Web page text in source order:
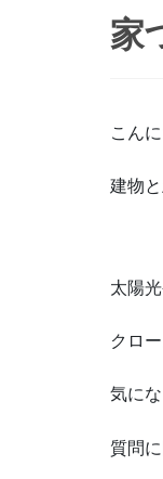
家
こん
建物
太陽
クロ
気に
質問